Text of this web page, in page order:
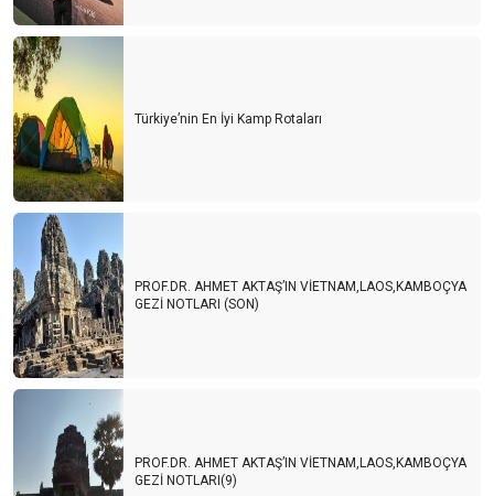
Türkiye’nin En İyi Kamp Rotaları
PROF.DR. AHMET AKTAŞ’IN VİETNAM,LAOS,KAMBOÇYA
GEZİ NOTLARI (SON)
PROF.DR. AHMET AKTAŞ’IN VİETNAM,LAOS,KAMBOÇYA
GEZİ NOTLARI(9)